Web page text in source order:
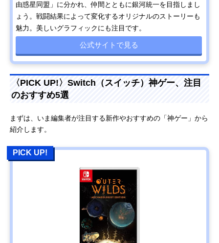
由惑星同盟」に分かれ、仲間とともに銀河統一を目指しまし
ょう。戦闘結果によって変化するオリジナルのストーリーも
魅力。美しいグラフィックにも注目です。
公式サイトで見る
〈PICK UP!〉Switch（スイッチ）神ゲー、注目
のおすすめ5選
まずは、いま編集者が注目する新作やおすすめの「神ゲー」から
紹介します。
PICK UP!